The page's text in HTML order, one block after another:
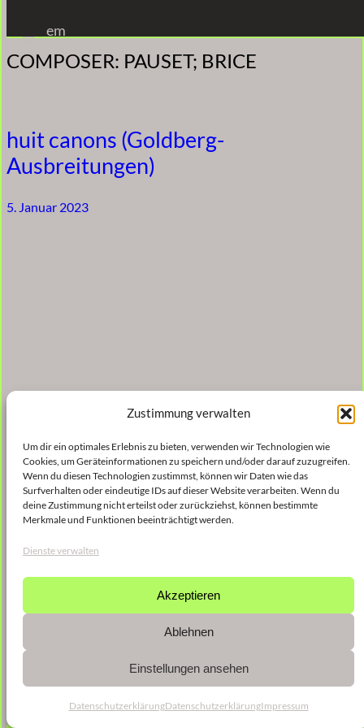
Zustimmung verwalten
Um dir ein optimales Erlebnis zu bieten, verwenden wir Technologien wie
Cookies, um Geräteinformationen zu speichern und/oder darauf zuzugreifen.
Wenn du diesen Technologien zustimmst, können wir Daten wie das
Surfverhalten oder eindeutige IDs auf dieser Website verarbeiten. Wenn du
deine Zustimmung nicht erteilst oder zurückziehst, können bestimmte
Merkmale und Funktionen beeinträchtigt werden.
Dienste verwalten
Akzeptieren
Ablehnen
Einstellungen ansehen
DatenschutzerklärungDatenschutzerklärungImpressum
Inhalt
springen
em
COMPOSER: PAUSET; BRICE
huit canons (Goldberg-
Ausbreitungen)
5. Januar 2023